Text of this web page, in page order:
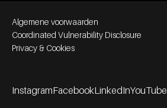
Footer bottom navigation
Algemene voorwaarden
Coordinated Vulnerability Disclosure
Privacy & Cookies
InstagramFacebookLinkedInYouTube